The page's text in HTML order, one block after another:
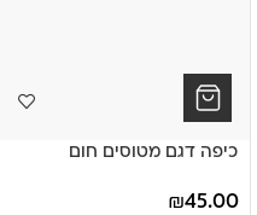
כיפה דגם מטוסים חום
45.00
₪